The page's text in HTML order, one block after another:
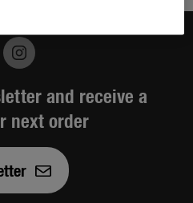
and receive a
next order